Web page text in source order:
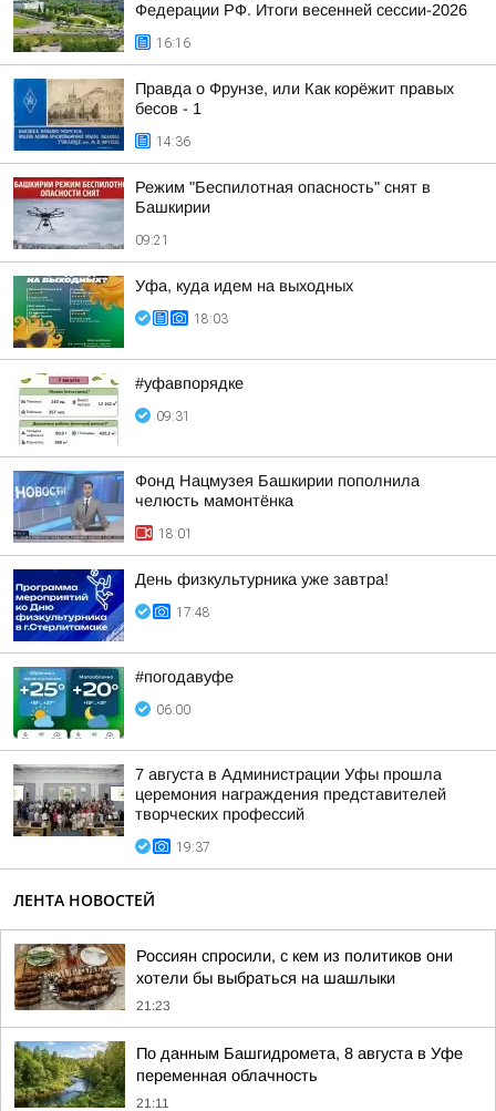
Федерации РФ. Итоги весенней сессии-2026
16:16
Правда о Фрунзе, или Как корёжит правых
бесов - 1
14:36
Режим "Беспилотная опасность" снят в
Башкирии
09:21
Уфа, куда идем на выходных
18:03
#уфавпорядке
09:31
Фонд Нацмузея Башкирии пополнила
челюсть мамонтёнка
18:01
День физкультурника уже завтра!
17:48
#погодавуфе
06:00
7 августа в Администрации Уфы прошла
церемония награждения представителей
творческих профессий
19:37
ЛЕНТА НОВОСТЕЙ
Россиян спросили, с кем из политиков они
хотели бы выбраться на шашлыки
21:23
По данным Башгидромета, 8 августа в Уфе
переменная облачность
21:11